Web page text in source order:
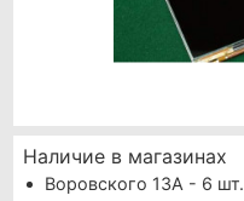
Наличие в магазинах
Воровского 13А - 6 шт.